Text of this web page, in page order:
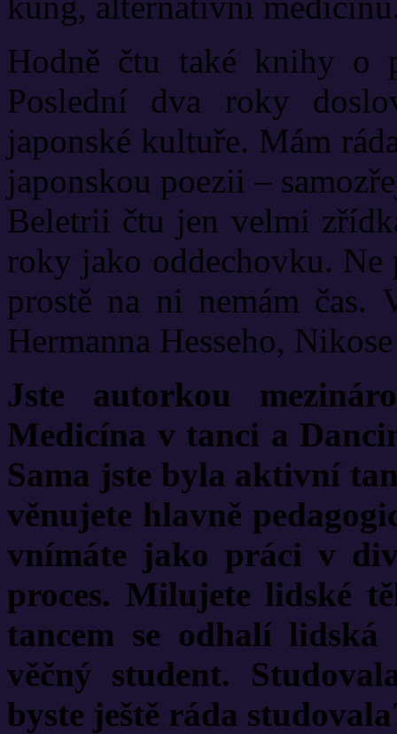
Hodně čtu také knihy o
Poslední dva roky
japonské kultuře. Mám
japonskou poezii –
Beletrii čtu jen velmi
roky jako oddechovku. Ne
prostě na ni nemám čas.
Hermanna Hesseho,
Jste autorkou
Medicína v tanci a
Sama jste byla aktivní
věnujete hlavně
vnímáte jako práci v
proces. Milujete lidské
tancem se odhalí
věčný student.
byste ještě ráda